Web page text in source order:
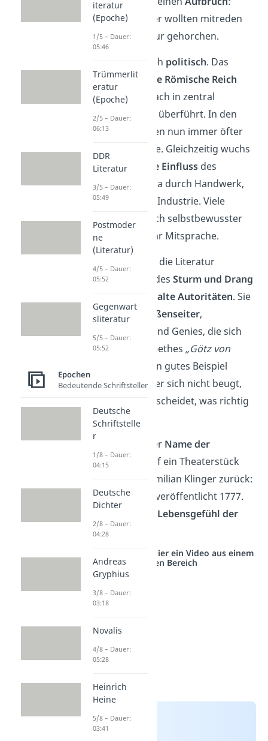
immer mehr Bürger wollten mitreden
und nicht länger nur gehorchen.
Das zeigte sich auch politisch. Das
zersplitterteHeilige Römische Reich
wurde nach und nach in zentral
verwaltete Staaten überführt. In den
Verwaltungen saßen nun immer öfter
bürgerliche Beamte. Gleichzeitig wuchs
wirtschaftliche Einfluss des
Bürgertums — etwa durch Handwerk,
Handel oder frühe Industrie. Viele
fühlten sich dadurch selbstbewusster
und forderten mehr Mitsprache.
Ihr Wunsch ging in die Literatur
über. Die Autoren desSturm und Drang
rebellierten gegenalte Autoritäten. Sie
schrieben über
Außenseiter,
Freiheitskämpfer und Genies, die sich
nicht anpassen. Goethes„Götz von
ist ein gutes Beispiel
dafür: Ein Mann, der sich nicht beugt,
sondern selbst entscheidet, was richtig
Schon gewusst:
Der Name der
Bewegunggeht auf ein Theaterstück
von Friedrich Maximilian Klinger zurück:
Sturm und Drang, veröffentlicht 1777.
Lebensgefühl der
beschreiben.
Studyflix vernetzt: Hier ein Video aus einem
anderen Bereich
iteratur
(Epoche)
1/5 – Dauer:
05:46
Trümmerlit
eratur
(Epoche)
2/5 – Dauer:
06:13
DDR
Literatur
3/5 – Dauer:
05:49
Postmoder
ne
(Literatur)
4/5 – Dauer:
05:52
Gegenwart
sliteratur
5/5 – Dauer:
05:52
Epochen
Bedeutende Schriftsteller
Deutsche
Schriftstelle
r
1/8 – Dauer:
04:15
Deutsche
Dichter
2/8 – Dauer:
04:28
Andreas
Gryphius
3/8 – Dauer:
03:18
Novalis
4/8 – Dauer:
05:28
Heinrich
Heine
5/8 – Dauer:
03:41